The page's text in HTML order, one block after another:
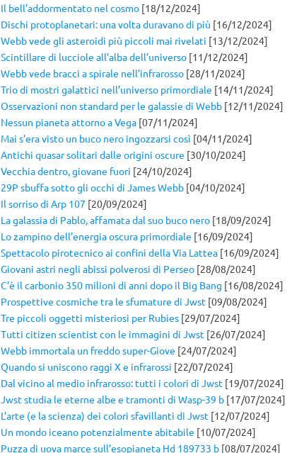
Il bell’addormentato nel cosmo[18/12/2024]
Dischi protoplanetari: una volta duravano di più [16/12/2024]
Webb vede gli asteroidi più piccoli mai rivelati [13/12/2024]
Scintillare di lucciole all’alba dell’universo[11/12/2024]
Webb vede bracci a spirale nell’infrarosso[28/11/2024]
Trio di mostri galattici nell’universo primordiale [14/11/2024]
Osservazioni non standard per le galassie di Webb[12/11/2024]
Nessun pianeta attorno a Vega[07/11/2024]
Mai s’era visto un buco nero ingozzarsi così [04/11/2024]
Antichi quasar solitari dalle origini oscure [30/10/2024]
Vecchia dentro, giovane fuori [24/10/2024]
29P sbuffa sotto gli occhi di James Webb[04/10/2024]
Il sorriso di Arp 107 [20/09/2024]
La galassia di Pablo, affamata dal suo buco nero[18/09/2024]
Lo zampino dell’energia oscura primordiale [16/09/2024]
Spettacolo pirotecnico ai confini della Via Lattea[16/09/2024]
Giovani astri negli abissi polverosi di Perseo[28/08/2024]
C’è il carbonio 350 milioni di anni dopo il Big Bang [16/08/2024]
Prospettive cosmiche tra le sfumature di Jwst [09/08/2024]
Tre piccoli oggetti misteriosi per Rubies[29/07/2024]
Tutti citizen scientist con le immagini di Jwst [26/07/2024]
Webb immortala un freddo super-Giove [24/07/2024]
Quando si uniscono raggi X e infrarossi [22/07/2024]
Dal vicino al medio infrarosso: tutti i colori di Jwst [19/07/2024]
Jwst studia le eterne albe e tramonti di Wasp-39 b[17/07/2024]
L’arte (e la scienza) dei colori sfavillanti di Jwst [12/07/2024]
Un mondo iceano potenzialmente abitabile [10/07/2024]
Puzza di uova marce sull’esopianeta Hd 189733 b[08/07/2024]